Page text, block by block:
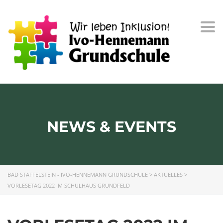
NEWS & EVENTS
BAD STAFFELSTEIN - IVO-HENNEMANN GRUNDSCHULE > AKTUELLES >
VORLESETAG 2022 IM SCHULHAUS GRUNDFELD